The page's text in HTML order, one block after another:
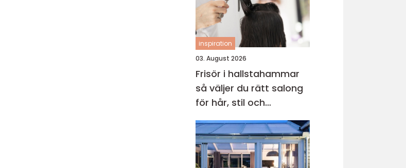
inspiration
03. August 2026
Frisör i hallstahammar
så väljer du rätt salong
för hår, stil och
välmående